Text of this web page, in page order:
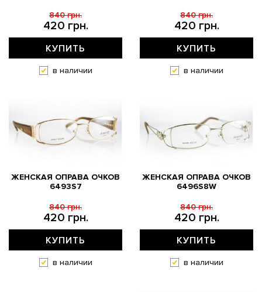
420 грн.
840 грн.
КУПИТЬ
в наличии
420 грн.
840 грн.
КУПИТЬ
в наличии
ЖЕНСКАЯ ОПРАВА ОЧКОВ
6493S7
420 грн.
840 грн.
КУПИТЬ
в наличии
ЖЕНСКАЯ ОПРАВА ОЧКОВ
6496S8W
420 грн.
840 грн.
КУПИТЬ
в наличии